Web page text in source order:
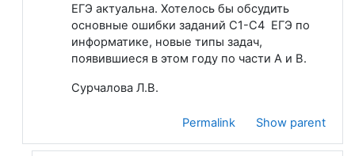
ЕГЭ актуальна. Хотелось бы обсудить
основные ошибки заданий С1-С4 ЕГЭ по
информатике, новые типы задач,
появившиеся в этом году по части А и В.
Сурчалова Л.В.
Permalink Show parent